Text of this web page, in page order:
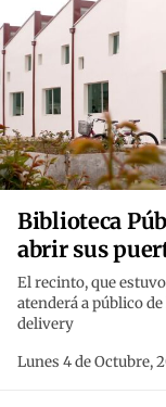
Biblioteca
abrir sus
El recinto, que
atenderá a público
delivery
Lunes 4 de Octubre,